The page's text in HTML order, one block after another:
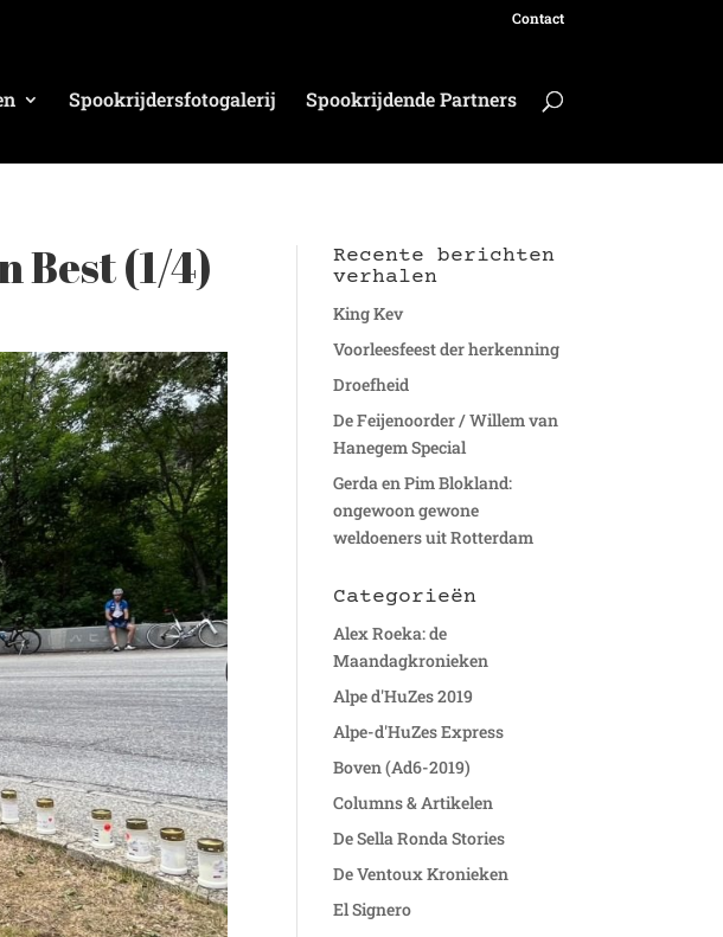
Contact
Spookrijdersfotogalerij Spookrijdende Partners
Best (1/4)
Recente berichten
verhalen
King Kev
Voorleesfeest der herkenning
Droefheid
De Feijenoorder / Willem van
Hanegem Special
Gerda en Pim Blokland:
ongewoon gewone
weldoeners uit Rotterdam
Categorieën
Alex Roeka: de
Maandagkronieken
Alpe d'HuZes 2019
Alpe-d'HuZes Express
Boven (Ad6-2019)
Columns & Artikelen
De Sella Ronda Stories
De Ventoux Kronieken
El Signero